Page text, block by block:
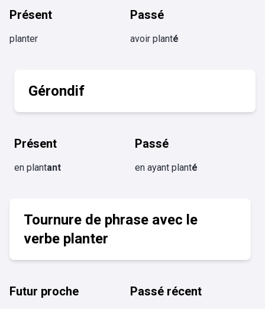
Présent
planter
Passé
avoir planté
Gérondif
Présent
en plantant
Passé
en ayant planté
Tournure de phrase avec le
verbe planter
Futur proche Passé récent